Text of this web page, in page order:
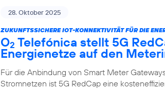
28. Oktober 2025
ZUKUNFTSSICHERE IOT-KONNEKTIVITÄT FÜR DIE
O2 Telefónica stellt 5G
Energienetze auf den
Für die Anbindung von Smart Meter
Stromnetzen ist 5G RedCap eine